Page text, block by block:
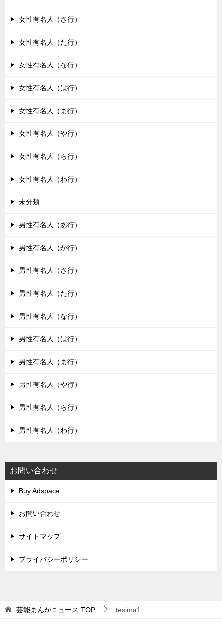
女性有名人（さ行）
女性有名人（た行）
女性有名人（な行）
女性有名人（は行）
女性有名人（ま行）
女性有名人（や行）
女性有名人（ら行）
女性有名人（わ行）
未分類
男性有名人（あ行）
男性有名人（か行）
男性有名人（さ行）
男性有名人（た行）
男性有名人（な行）
男性有名人（は行）
男性有名人（ま行）
男性有名人（や行）
男性有名人（ら行）
男性有名人（わ行）
お問い合わせ
Buy Adspace
お問い合わせ
サイトマップ
プライバシーポリシー
芸能まんがニュース TOP tesima1